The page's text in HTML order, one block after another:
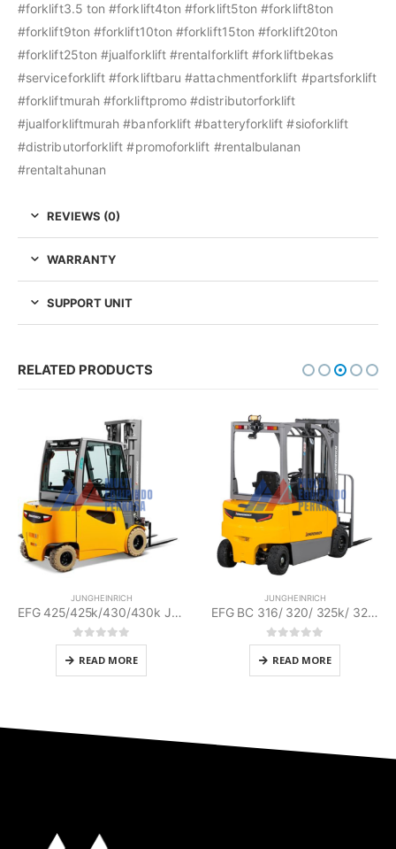
#forklift3.5 ton #forklift4ton #forklift5ton #forklift8ton
#forklift9ton #forklift10ton #forklift15ton #forklift20ton
#forklift25ton #jualforklift #rentalforklift #forkliftbekas
#serviceforklift #forkliftbaru #attachmentforklift #partsforklift
#forkliftmurah #forkliftpromo #distributorforklift
#jualforkliftmurah #banforklift #batteryforklift #sioforklift
#distributorforklift #promoforklift #rentalbulanan
#rentaltahunan
REVIEWS (0)
WARRANTY
SUPPORT UNIT
RELATED PRODUCTS
JUNGHEINRICH
EFG BC 316/ 320/ 325k/ 325/ 330 Jungheinrich
0out of 5
READ MORE
JUNGHEINRICH
EFG MB 216k/ 218k/ 220 Jungheinrich
0out of 5
READ MORE